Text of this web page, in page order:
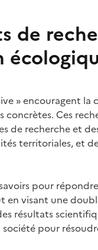
de
» encouragent
Ces
de recherche et
territoriales, et
pour
en visant une
résultats
pour